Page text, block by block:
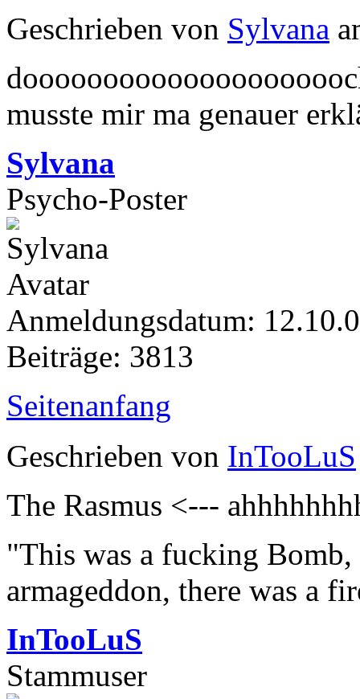
Geschrieben von Sylvana
musste mir ma genauer
Sylvana
Psycho-Poster
Anmeldungsdatum:
Beiträge: 3813
Seitenanfang
Geschrieben von InTooLuS
The Rasmus <---
"This was a fucking Bomb,
armageddon, there was a
InTooLuS
Stammuser